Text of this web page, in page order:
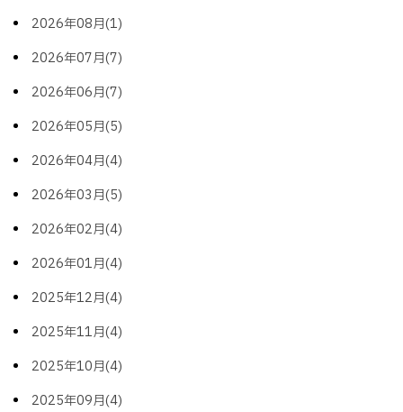
2026年08月(1)
2026年07月(7)
2026年06月(7)
2026年05月(5)
2026年04月(4)
2026年03月(5)
2026年02月(4)
2026年01月(4)
2025年12月(4)
2025年11月(4)
2025年10月(4)
2025年09月(4)